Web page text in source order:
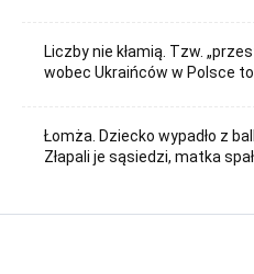
Liczby nie kłamią. Tzw.
wobec Ukraińców w Polsce
Łomża. Dziecko wypadło z
Złapali je sąsiedzi, matka